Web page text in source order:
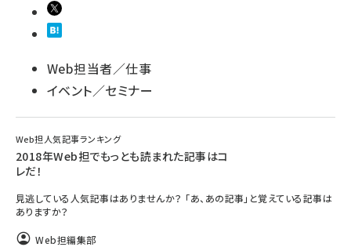
Web担当者／仕事
イベント／セミナー
Web担人気記事ランキング
2018年Web担でもっとも読まれた記事はコ
レだ！
見逃している人気記事はありませんか？ 「あ、あの記事」と覚えている記事は
ありますか？
Web担編集部